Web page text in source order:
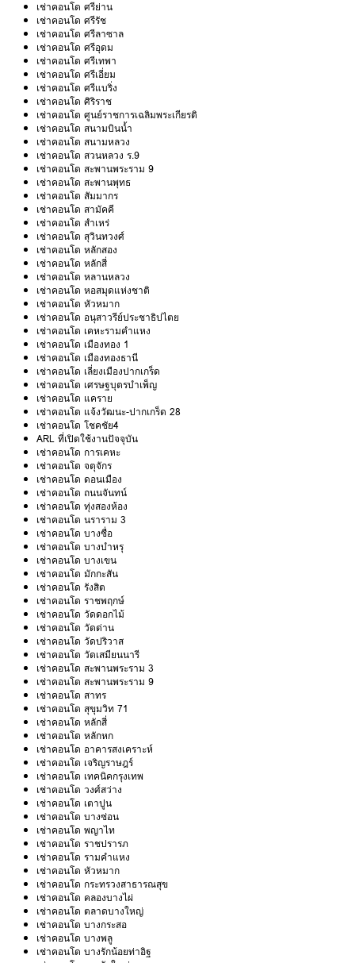
เช่าคอนโด ศรีย่าน
เช่าคอนโด ศรีรัช
เช่าคอนโด ศรีลาซาล
เช่าคอนโด ศรีอุดม
เช่าคอนโด ศรีเทพา
เช่าคอนโด ศรีเอี่ยม
เช่าคอนโด ศรีแบริ่ง
เช่าคอนโด ศิริราช
เช่าคอนโด ศูนย์ราชการเฉลิมพระเกียรติ
เช่าคอนโด สนามบินน้ำ
เช่าคอนโด สนามหลวง
เช่าคอนโด สวนหลวง ร.9
เช่าคอนโด สะพานพระราม 9
เช่าคอนโด สะพานพุทธ
เช่าคอนโด สัมมากร
เช่าคอนโด สามัคคี
เช่าคอนโด สำเหร่
เช่าคอนโด สุวินทวงศ์
เช่าคอนโด หลักสอง
เช่าคอนโด หลักสี่
เช่าคอนโด หลานหลวง
เช่าคอนโด หอสมุดแห่งชาติ
เช่าคอนโด หัวหมาก
เช่าคอนโด อนุสาวรีย์ประชาธิปไตย
เช่าคอนโด เคหะรามคำแหง
เช่าคอนโด เมืองทอง 1
เช่าคอนโด เมืองทองธานี
เช่าคอนโด เลี่ยงเมืองปากเกร็ด
เช่าคอนโด เศรษฐบุตรบำเพ็ญ
เช่าคอนโด แคราย
เช่าคอนโด แจ้งวัฒนะ-ปากเกร็ด 28
เช่าคอนโด โชคชัย4
ARL ที่เปิดใช้งานปัจจุบัน
เช่าคอนโด การเคหะ
เช่าคอนโด จตุจักร
เช่าคอนโด ดอนเมือง
เช่าคอนโด ถนนจันทน์
เช่าคอนโด ทุ่งสองห้อง
เช่าคอนโด นราราม 3
เช่าคอนโด บางซื่อ
เช่าคอนโด บางบำหรุ
เช่าคอนโด บางเขน
เช่าคอนโด มักกะสัน
เช่าคอนโด รังสิต
เช่าคอนโด ราชพฤกษ์
เช่าคอนโด วัดดอกไม้
เช่าคอนโด วัดด่าน
เช่าคอนโด วัดปริวาส
เช่าคอนโด วัดเสมียนนารี
เช่าคอนโด สะพานพระราม 3
เช่าคอนโด สะพานพระราม 9
เช่าคอนโด สาทร
เช่าคอนโด สุขุมวิท 71
เช่าคอนโด หลักสี่
เช่าคอนโด หลักหก
เช่าคอนโด อาคารสงเคราะห์
เช่าคอนโด เจริญราษฎร์
เช่าคอนโด เทคนิคกรุงเทพ
เช่าคอนโด วงศ์สว่าง
เช่าคอนโด เตาปูน
เช่าคอนโด บางซ่อน
เช่าคอนโด พญาไท
เช่าคอนโด ราชปรารภ
เช่าคอนโด รามคำแหง
เช่าคอนโด หัวหมาก
เช่าคอนโด กระทรวงสาธารณสุข
เช่าคอนโด คลองบางไผ่
เช่าคอนโด ตลาดบางใหญ่
เช่าคอนโด บางกระสอ
เช่าคอนโด บางพลู
เช่าคอนโด บางรักน้อยท่าอิฐ